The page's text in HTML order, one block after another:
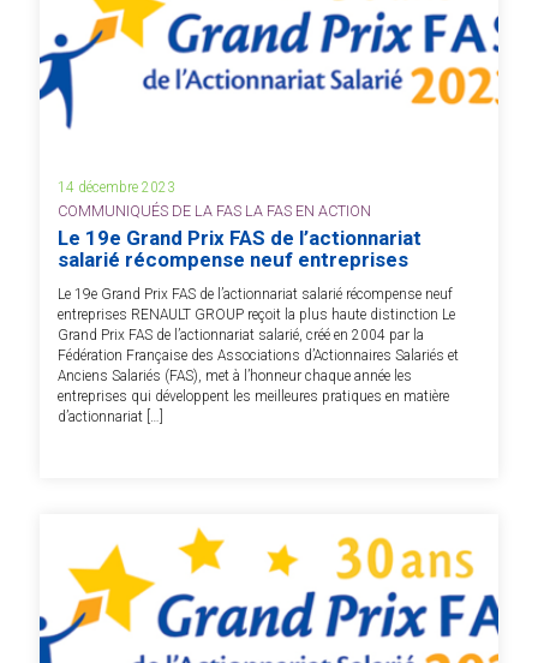
14 décembre 2023
COMMUNIQUÉS DE LA FAS LA FAS EN ACTION
Le 19e Grand Prix FAS de l’actionnariat
salarié récompense neuf entreprises
Le 19e Grand Prix FAS de l’actionnariat salarié récompense neuf
entreprises RENAULT GROUP reçoit la plus haute distinction Le
Grand Prix FAS de l’actionnariat salarié, créé en 2004 par la
Fédération Française des Associations d’Actionnaires Salariés et
Anciens Salariés (FAS), met à l’honneur chaque année les
entreprises qui développent les meilleures pratiques en matière
d’actionnariat […]